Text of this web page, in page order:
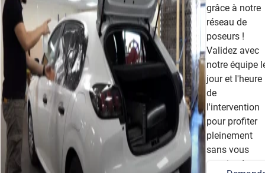
grâce à notre
réseau de
poseurs !
Validez avec
notre équipe
jour et l'heure
de
l'intervention
pour profiter
pleinement
sans vous
soucier des